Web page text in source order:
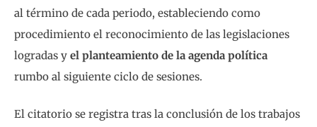
al término de cada periodo, estableciendo como
procedimiento el reconocimiento de las legislaciones
logradas y el planteamiento de la agenda política
rumbo al siguiente ciclo de sesiones.
El citatorio se registra tras la conclusión de los trabajos